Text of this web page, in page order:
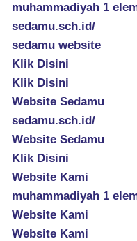
muhammadiyah 1
sedamu.sch.id/
sedamu website
Klik Disini
Klik Disini
Website Sedamu
sedamu.sch.id/
Website Sedamu
Klik Disini
Website Kami
muhammadiyah 1
Website Kami
Website Kami